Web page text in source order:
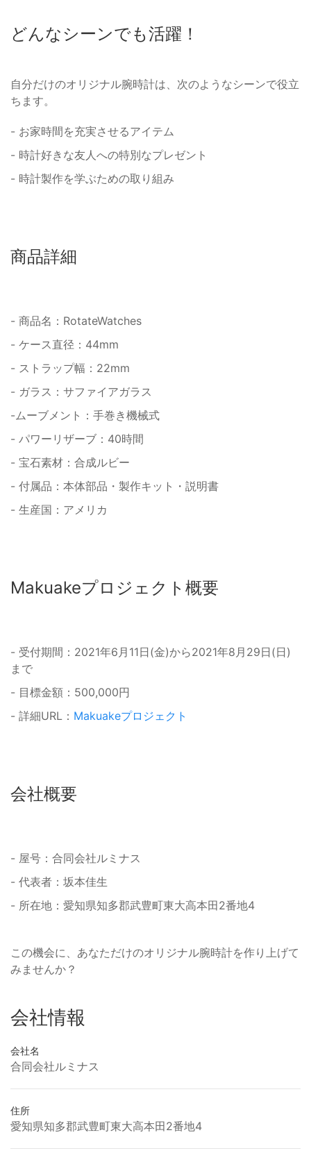
どんなシーンでも活躍！
自分だけのオリジナル腕時計は、次のようなシーンで役立
ちます。
- お家時間を充実させるアイテム
- 時計好きな友人への特別なプレゼント
- 時計製作を学ぶための取り組み
商品詳細
- 商品名：RotateWatches
- ケース直径：44mm
- ストラップ幅：22mm
- ガラス：サファイアガラス
-ムーブメント：手巻き機械式
- パワーリザーブ：40時間
- 宝石素材：合成ルビー
- 付属品：本体部品・製作キット・説明書
- 生産国：アメリカ
Makuakeプロジェクト概要
- 受付期間：2021年6月11日(金)から2021年8月29日(日)
まで
- 目標金額：500,000円
- 詳細URL： Makuakeプロジェクト
会社概要
- 屋号：合同会社ルミナス
- 代表者：坂本佳生
- 所在地：愛知県知多郡武豊町東大高本田2番地4
この機会に、あなただけのオリジナル腕時計を作り上げて
みませんか？
会社情報
会社名
合同会社ルミナス
住所
愛知県知多郡武豊町東大高本田2番地4